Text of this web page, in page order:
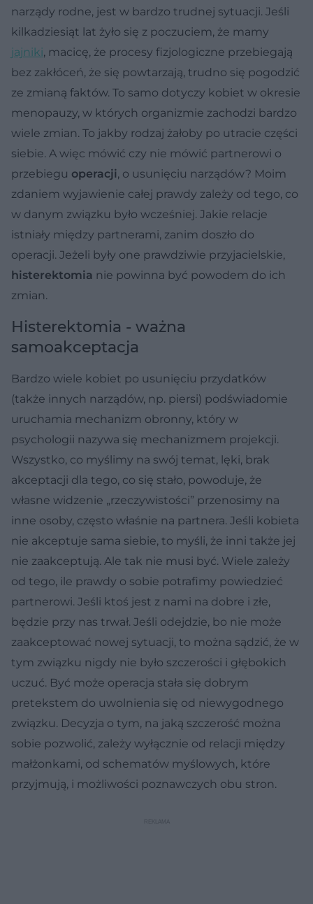
narządy rodne, jest w bardzo trudnej sytuacji. Jeśli
kilkadziesiąt lat żyło się z poczuciem, że mamy
jajniki, macicę, że procesy fizjologiczne przebiegają
bez zakłóceń, że się powtarzają, trudno się pogodzić
ze zmianą faktów. To samo dotyczy kobiet w okresie
menopauzy, w których organizmie zachodzi bardzo
wiele zmian. To jakby rodzaj żałoby po utracie części
siebie. A więc mówić czy nie mówić partnerowi o
przebiegu operacji, o usunięciu narządów? Moim
zdaniem wyjawienie całej prawdy zależy od tego, co
w danym związku było wcześniej. Jakie relacje
istniały między partnerami, zanim doszło do
operacji. Jeżeli były one prawdziwie przyjacielskie,
histerektomia nie powinna być powodem do ich
zmian.
Histerektomia - ważna
samoakceptacja
Bardzo wiele kobiet po usunięciu przydatków
(także innych narządów, np. piersi) podświadomie
uruchamia mechanizm obronny, który w
psychologii nazywa się mechanizmem projekcji.
Wszystko, co myślimy na swój temat, lęki, brak
akceptacji dla tego, co się stało, powoduje, że
własne widzenie „rzeczywistości” przenosimy na
inne osoby, często właśnie na partnera. Jeśli kobieta
nie akceptuje sama siebie, to myśli, że inni także jej
nie zaakceptują. Ale tak nie musi być. Wiele zależy
od tego, ile prawdy o sobie potrafimy powiedzieć
partnerowi. Jeśli ktoś jest z nami na dobre i złe,
będzie przy nas trwał. Jeśli odejdzie, bo nie może
zaakceptować nowej sytuacji, to można sądzić, że w
tym związku nigdy nie było szczerości i głębokich
uczuć. Być może operacja stała się dobrym
pretekstem do uwolnienia się od niewygodnego
związku. Decyzja o tym, na jaką szczerość można
sobie pozwolić, zależy wyłącznie od relacji między
małżonkami, od schematów myślowych, które
przyjmują, i możliwości poznawczych obu stron.